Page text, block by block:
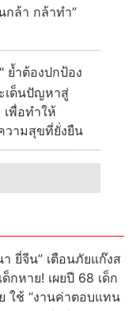
กล้า กล้าทำ”
ย้ำต้องปกป้อง
เด็นปัญหาสู่
เพื่อทำให้
วามสุขที่ยั่งยืน
ยี่จีน” เตือนภัยแก๊งส
กหาย! เผยปี 68 เด็ก
ใช้ “งานค่าตอบแทน